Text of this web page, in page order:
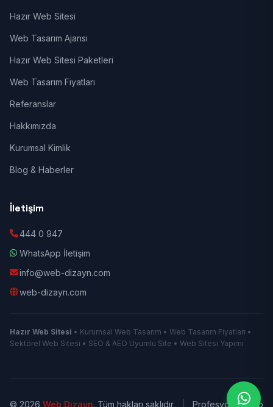
Hazır Web Sitesi
Web Tasarım Ajansı
Hazır Web Sitesi Paketleri
Web Tasarım Fiyatları
Referanslar
Hakkımızda
Kurumsal Kimlik
Blog & Haberler
İletişim
444 0 947
WhatsApp İletişim
info@web-dizayn.com
web-dizayn.com
Hazır Web Sitesi • Kurumsal Web Tasarım • Web Tasarım Fiyatları •
Sektörel Web Sitesi • SEO & AEO Uyumlu Site • Web Sitesi Yapımı
© 2026 Web Dizayn. Tüm hakları saklıdır. Profesyonel Web